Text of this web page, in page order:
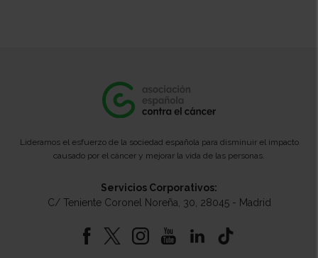
Lideramos el esfuerzo de la sociedad española para disminuir el impacto
causado por el cáncer y mejorar la vida de las personas.
Servicios Corporativos:
C/ Teniente Coronel Noreña, 30, 28045 - Madrid